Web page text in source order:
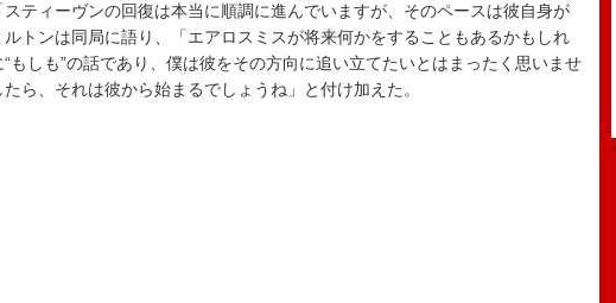
ティーヴンの回復は本当に順調に進んでいますが、そのペースは彼自身が
トンは同局に語り、「エアロスミスが将来何かをすることもあるかもしれ
もしも”の話であり、僕は彼をその方向に追い立てたいとはまったく思いませ
ら、それは彼から始まるでしょうね」と付け加えた。